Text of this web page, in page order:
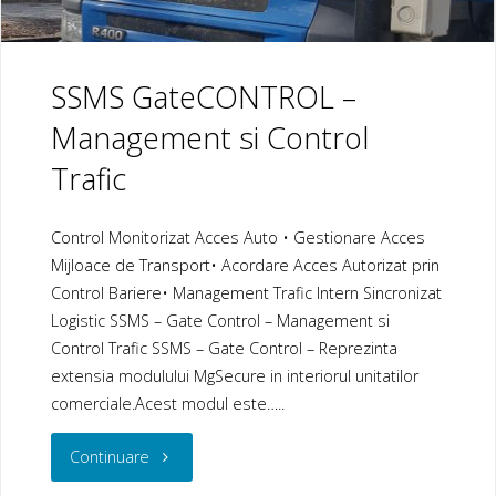
SSMS GateCONTROL –
Management si Control
Trafic
Control Monitorizat Acces Auto • Gestionare Acces
Mijloace de Transport• Acordare Acces Autorizat prin
Control Bariere• Management Trafic Intern Sincronizat
Logistic SSMS – Gate Control – Management si
Control Trafic SSMS – Gate Control – Reprezinta
extensia modulului MgSecure in interiorul unitatilor
comerciale.Acest modul este…..
Continuare"SSMS